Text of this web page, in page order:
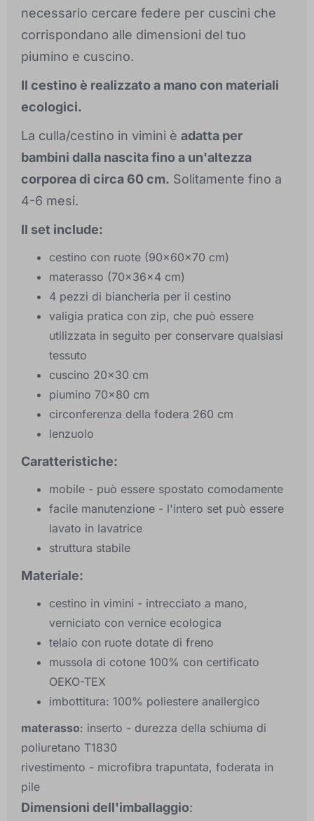
necessario cercare federe per cuscini che
corrispondano alle dimensioni del tuo
piumino e cuscino.
Il cestino è realizzato a mano con materiali
ecologici.
La culla/cestino in vimini è adatta per
bambini dalla nascita fino a un'altezza
corporea di circa 60 cm. Solitamente fino a
4-6 mesi.
Il set include:
cestino con ruote (90x60x70 cm)
materasso (70x36x4 cm)
4 pezzi di biancheria per il cestino
valigia pratica con zip, che può essere
utilizzata in seguito per conservare qualsiasi
tessuto
cuscino 20x30 cm
piumino 70x80 cm
circonferenza della fodera 260 cm
lenzuolo
Caratteristiche:
mobile - può essere spostato comodamente
facile manutenzione - l'intero set può essere
lavato in lavatrice
struttura stabile
Materiale:
cestino in vimini - intrecciato a mano,
verniciato con vernice ecologica
telaio con ruote dotate di freno
mussola di cotone 100% con certificato
OEKO-TEX
imbottitura: 100% poliestere anallergico
materasso: inserto - durezza della schiuma di
poliuretano T1830
rivestimento - microfibra trapuntata, foderata in
pile
Dimensioni dell'imballaggio: